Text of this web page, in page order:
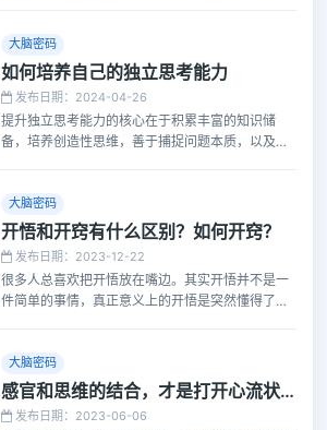
知科学和神经科学的原理相关，详述如下
大脑密码
如何培养自己的独立思考能力
发布日期：2024-04-26
提升独立思考能力的核心在于积累丰富的知识储
备，培养创造性思维，善于捕捉问题本质，以及防
的判断。
大脑密码
开悟和开窍有什么区别？如何开窍？
发布日期：2023-12-22
很多人总喜欢把开悟放在嘴边。其实开悟并不是一
件简单的事情，真正意义上的开悟是突然懂得了人
是一种小规模的开悟。它通常是指的一种能力上的
或者人生态度上的瞬间领悟。
大脑密码
感官和思维的结合，才是打开心流状态的关键
发布日期：2023-06-06